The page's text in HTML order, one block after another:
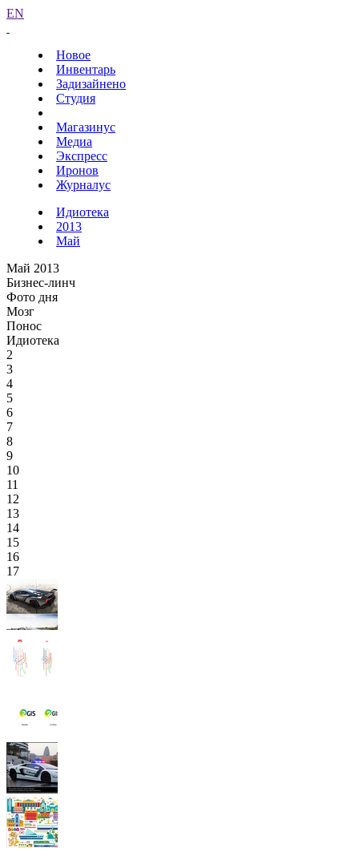
EN
Новое
Инвентарь
Задизайнено
Студия
Магазинус
Медиа
Экспресс
Иронов
Журналус
Идиотека
2013
Май
Май 2013
Бизнес-линч
Фото дня
Мозг
Понос
Идиотека
2
3
4
5
6
7
8
9
10
11
12
13
14
15
16
17